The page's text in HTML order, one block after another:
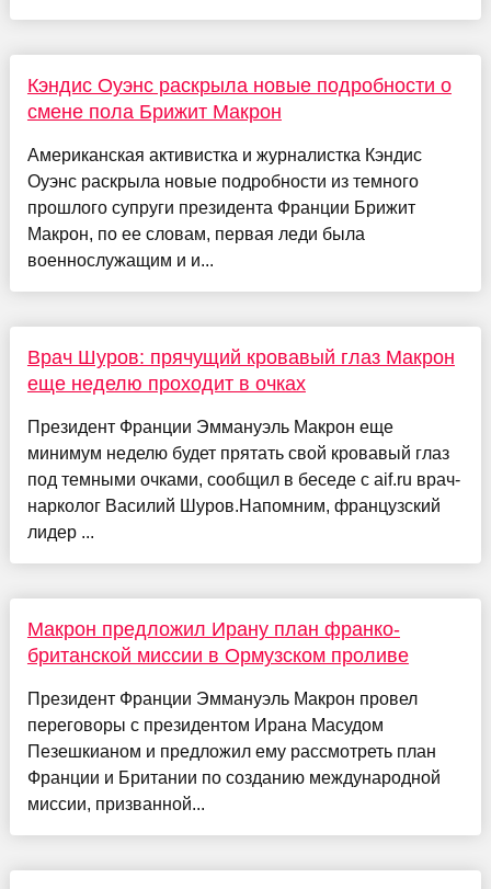
Кэндис Оуэнс раскрыла новые подробности о
смене пола Брижит Макрон
Американская активистка и журналистка Кэндис
Оуэнс раскрыла новые подробности из темного
прошлого супруги президента Франции Брижит
Макрон, по ее словам, первая леди была
военнослужащим и и...
Врач Шуров: прячущий кровавый глаз Макрон
еще неделю проходит в очках
Президент Франции Эммануэль Макрон еще
минимум неделю будет прятать свой кровавый глаз
под темными очками, сообщил в беседе с aif.ru врач-
нарколог Василий Шуров.Напомним, французский
лидер ...
Макрон предложил Ирану план франко-
британской миссии в Ормузском проливе
Президент Франции Эммануэль Макрон провел
переговоры с президентом Ирана Масудом
Пезешкианом и предложил ему рассмотреть план
Франции и Британии по созданию международной
миссии, призванной...